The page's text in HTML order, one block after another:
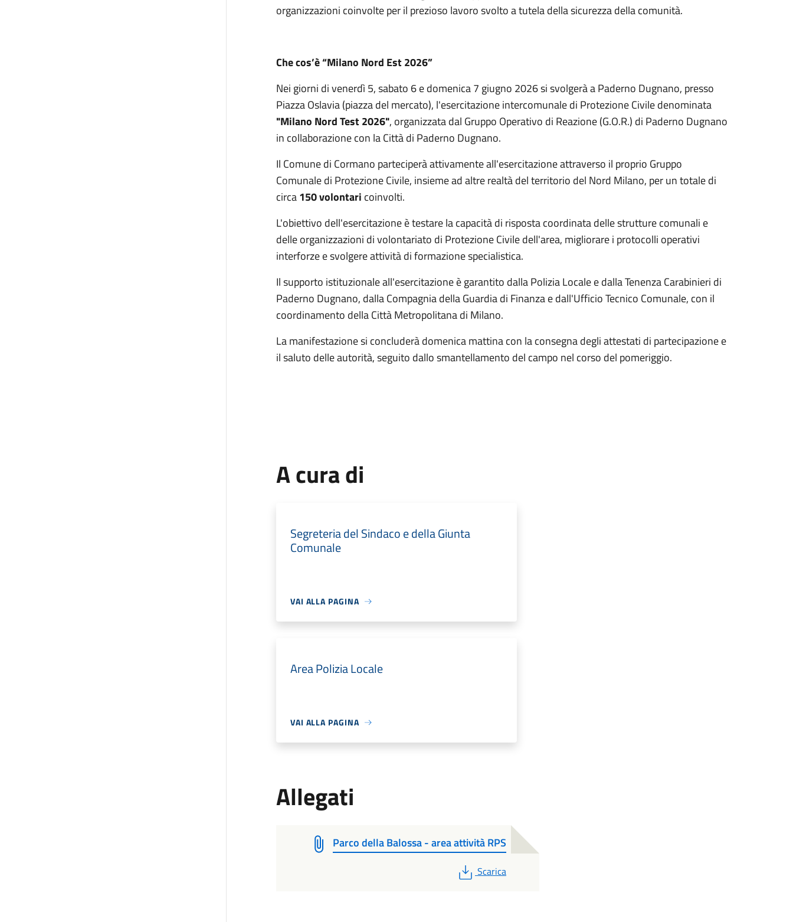
organizzazioni coinvolte per il prezioso lavoro svolto a tutela della sicurezza della comunità.
Che cos’è “Milano Nord Est 2026”
Nei giorni di venerdì 5, sabato 6 e domenica 7 giugno 2026 si svolgerà a Paderno Dugnano, presso
Piazza Oslavia (piazza del mercato), l'esercitazione intercomunale di Protezione Civile denominata
"Milano Nord Test 2026", organizzata dal Gruppo Operativo di Reazione (G.O.R.) di Paderno Dugnano
in collaborazione con la Città di Paderno Dugnano.
Il Comune di Cormano parteciperà attivamente all'esercitazione attraverso il proprio Gruppo
Comunale di Protezione Civile, insieme ad altre realtà del territorio del Nord Milano, per un totale di
circa150 volontari coinvolti.
L'obiettivo dell'esercitazione è testare la capacità di risposta coordinata delle strutture comunali e
delle organizzazioni di volontariato di Protezione Civile dell'area, migliorare i protocolli operativi
interforze e svolgere attività di formazione specialistica.
Il supporto istituzionale all'esercitazione è garantito dalla Polizia Locale e dalla Tenenza Carabinieri di
Paderno Dugnano, dalla Compagnia della Guardia di Finanza e dall'Ufficio Tecnico Comunale, con il
coordinamento della Città Metropolitana di Milano.
La manifestazione si concluderà domenica mattina con la consegna degli attestati di partecipazione e
il saluto delle autorità, seguito dallo smantellamento del campo nel corso del pomeriggio.
A cura di
Segreteria del Sindaco e della Giunta
Comunale
VAI ALLA PAGINA
Area Polizia Locale
VAI ALLA PAGINA
Allegati
Parco della Balossa - area attività RPS
PDF
Scarica